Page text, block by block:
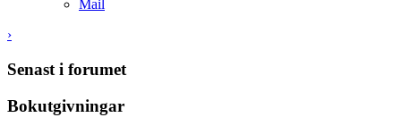
Mail
›
Senast i forumet
Bokutgivningar